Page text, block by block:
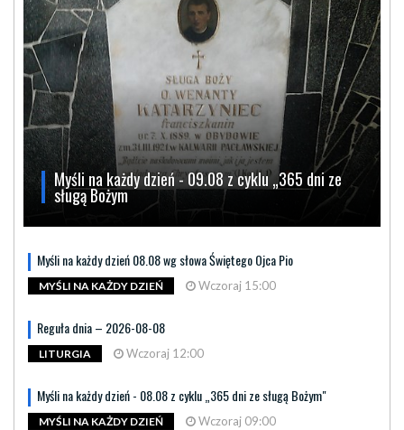
Myśli na każdy dzień - 09.08 z cyklu „365 dni ze
sługą Bożym
Myśli na każdy dzień 08.08 wg słowa Świętego Ojca Pio
MYŚLI NA KAŻDY DZIEŃ Wczoraj 15:00
Reguła dnia – 2026-08-08
LITURGIA Wczoraj 12:00
Myśli na każdy dzień - 08.08 z cyklu „365 dni ze sługą Bożym"
MYŚLI NA KAŻDY DZIEŃ Wczoraj 09:00